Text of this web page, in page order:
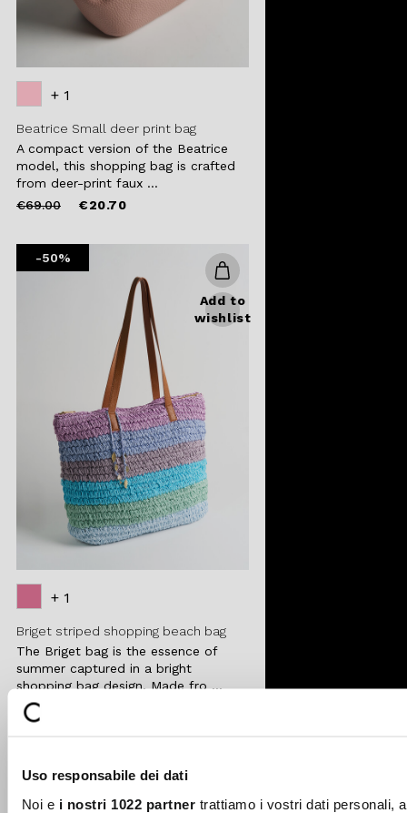
Uso responsabile dei dati
Noi e i nostri 1022 partnertrattiamo i vostri dati personali,
+ 1
Beatrice Small deer print bag
A compact version of the Beatrice
model, this shopping bag is crafted
from deer-print faux ...
Price
€69.00to €20.70
-50%
Add to
wishlist
+ 1
Briget striped shopping beach bag
The Briget bag is the essence of
summer captured in a bright
shopping bag design. Made fro ...
Price
reduced
€49.00
Add to